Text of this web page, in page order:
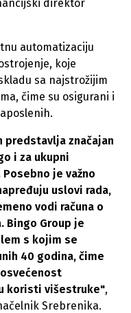
direktor
automatizaciju
koje
sa najstrožijim
čime su osigurani i
predstavlja značajan
i za ukupni
je važno
uslovi rada,
vodi računa o
Group je
s kojim se
40 godina, čime
koristi višestruke",
Srebrenika.